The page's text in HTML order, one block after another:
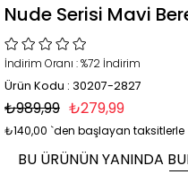
Nude Serisi Mavi
İndirim Oranı :%72 İndirim
Ürün Kodu : 30207-2827
₺989,99 ₺279,99
₺140,00 `den başlayan taksitlerle
BU ÜRÜNÜN YANINDA